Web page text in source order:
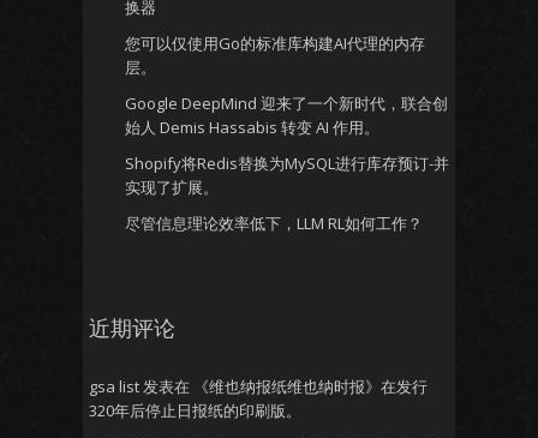
换器
您可以仅使用Go的标准库构建AI代理的内存
层。
Google DeepMind 迎来了一个新时代，联合创
始人 Demis Hassabis 转变 AI 作用。
Shopify将Redis替换为MySQL进行库存预订-并
实现了扩展。
尽管信息理论效率低下，LLM RL如何工作？
近期评论
gsa list发表在
《维也纳报纸维也纳时报》在发行
320年后停止日报纸的印刷版。